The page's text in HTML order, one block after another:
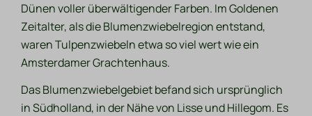
Dünen voller überwältigender Farben. Im Goldenen
Zeitalter, als die Blumenzwiebelregion entstand,
waren Tulpenzwiebeln etwa so viel wert wie ein
Amsterdamer Grachtenhaus.
Das Blumenzwiebelgebiet befand sich ursprünglich
in Südholland, in der Nähe von Lisse und Hillegom. Es